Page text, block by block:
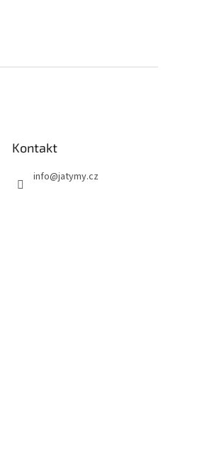
Kontakt
info@jatymy.cz